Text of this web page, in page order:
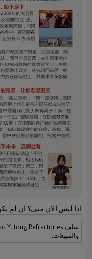
اذا ليس الان متى؟ ان لم
والمبيعات.